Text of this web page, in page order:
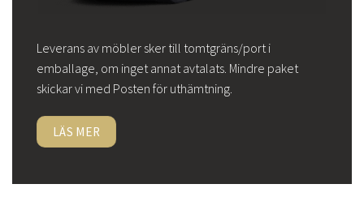
Leverans av möbler sker till tomtgräns/port i
emballage, om inget annat avtalats. Mindre paket
skickar vi med Posten för uthämtning.
LÄS MER